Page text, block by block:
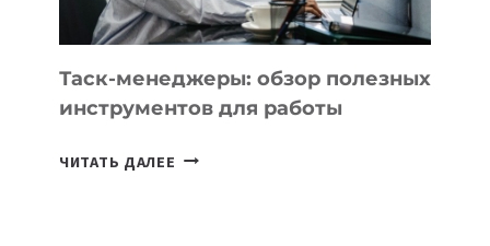
ПОРУЧИТЬ
УЖЕ
Таск-менеджеры: обзор полезных
инструментов для работы
ЧИТАТЬ ДАЛЕЕ ТАСК-